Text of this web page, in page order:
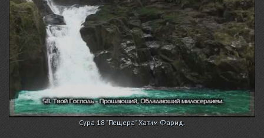
Сура 18 "Пещера" Хатим Фарид.